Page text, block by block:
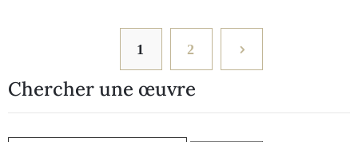
1 2
Chercher une œuvre